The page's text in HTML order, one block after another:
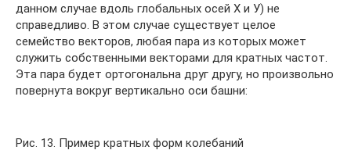
данном случае вдоль глобальных осей Х и У) не
справедливо. В этом случае существует целое
семейство векторов, любая пара из которых может
служить собственными векторами для кратных частот.
Эта пара будет ортогональна друг другу, но произвольно
повернута вокруг вертикально оси башни:
Рис. 13. Пример кратных форм колебаний